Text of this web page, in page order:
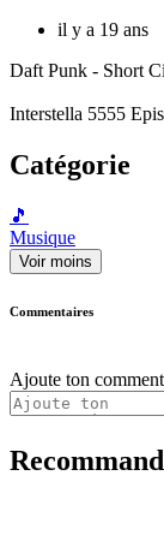
il y a 19 ans
Daft Punk - Short
Interstella 5555
Catégorie
🎵
Musique
Voir moins
Commentaires
Ajoute ton